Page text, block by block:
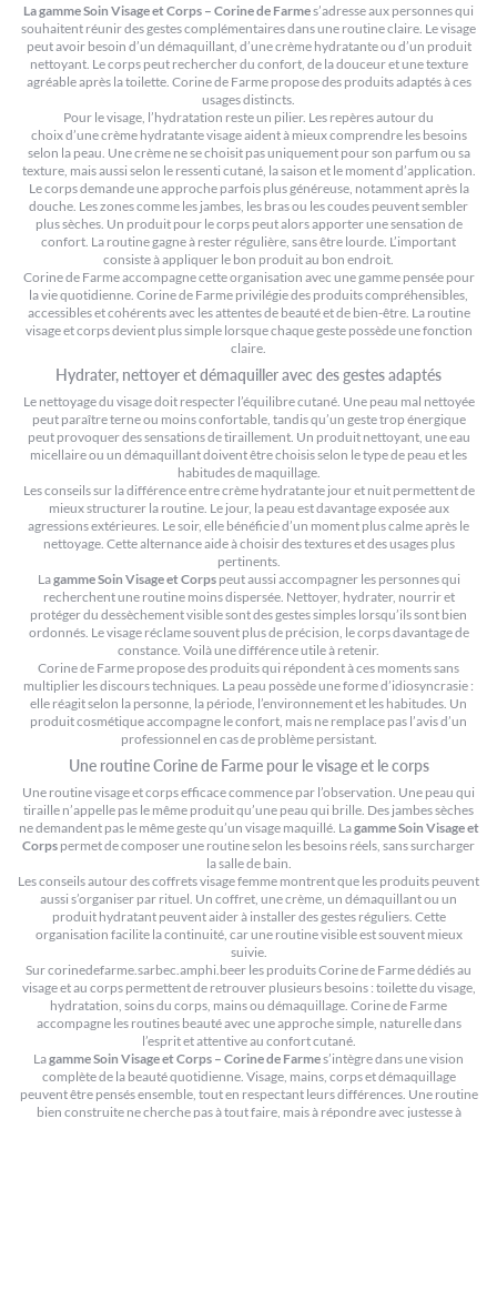
La gamme Soin Visage et Corps – Corine de Farmes’adresse aux personnes qui
souhaitent réunir des gestes complémentaires dans une routine claire. Le visage
peut avoir besoin d’un démaquillant, d’une crème hydratante ou d’un produit
nettoyant. Le corps peut rechercher du confort, de la douceur et une texture
agréable après la toilette. Corine de Farme propose des produits adaptés à ces
usages distincts.
Pour le visage, l’hydratation reste un pilier. Les repères autour du
choix d’une crème hydratante visageaident à mieux comprendre les besoins
selon la peau. Une crème ne se choisit pas uniquement pour son parfum ou sa
texture, mais aussi selon le ressenti cutané, la saison et le moment d’application.
Le corps demande une approche parfois plus généreuse, notamment après la
douche. Les zones comme les jambes, les bras ou les coudes peuvent sembler
plus sèches. Un produit pour le corps peut alors apporter une sensation de
confort. La routine gagne à rester régulière, sans être lourde. L’important
consiste à appliquer le bon produit au bon endroit.
Corine de Farme accompagne cette organisation avec une gamme pensée pour
la vie quotidienne. Corine de Farme privilégie des produits compréhensibles,
accessibles et cohérents avec les attentes de beauté et de bien-être. La routine
visage et corps devient plus simple lorsque chaque geste possède une fonction
claire.
Hydrater, nettoyer et démaquiller avec des gestes adaptés
Le nettoyage du visage doit respecter l’équilibre cutané. Une peau mal nettoyée
peut paraître terne ou moins confortable, tandis qu’un geste trop énergique
peut provoquer des sensations de tiraillement. Un produit nettoyant, une eau
micellaire ou un démaquillant doivent être choisis selon le type de peau et les
habitudes de maquillage.
Les conseils sur ladifférence entre crème hydratante jour et nuitpermettent de
mieux structurer la routine. Le jour, la peau est davantage exposée aux
agressions extérieures. Le soir, elle bénéficie d’un moment plus calme après le
nettoyage. Cette alternance aide à choisir des textures et des usages plus
pertinents.
Lagamme Soin Visage et Corpspeut aussi accompagner les personnes qui
recherchent une routine moins dispersée. Nettoyer, hydrater, nourrir et
protéger du dessèchement visible sont des gestes simples lorsqu’ils sont bien
ordonnés. Le visage réclame souvent plus de précision, le corps davantage de
constance. Voilà une différence utile à retenir.
Corine de Farme propose des produits qui répondent à ces moments sans
multiplier les discours techniques. La peau possède une forme d’idiosyncrasie :
elle réagit selon la personne, la période, l’environnement et les habitudes. Un
produit cosmétique accompagne le confort, mais ne remplace pas l’avis d’un
professionnel en cas de problème persistant.
Une routine Corine de Farme pour le visage et le corps
Une routine visage et corps efficace commence par l’observation. Une peau qui
tiraille n’appelle pas le même produit qu’une peau qui brille. Des jambes sèches
ne demandent pas le même geste qu’un visage maquillé. Lagamme Soin Visage et
Corps permet de composer une routine selon les besoins réels, sans surcharger
la salle de bain.
Les conseils autour descoffrets visage femme montrent que les produits peuvent
aussi s’organiser par rituel. Un coffret, une crème, un démaquillant ou un
produit hydratant peuvent aider à installer des gestes réguliers. Cette
organisation facilite la continuité, car une routine visible est souvent mieux
suivie.
Sur corinedefarme.sarbec.amphi.beer les produits Corine de Farme dédiés au
visage et au corps permettent de retrouver plusieurs besoins : toilette du visage,
hydratation, soins du corps, mains ou démaquillage. Corine de Farme
accompagne les routines beauté avec une approche simple, naturelle dans
l’esprit et attentive au confort cutané.
Lagamme Soin Visage et Corps – Corine de Farmes’intègre dans une vision
complète de la beauté quotidienne. Visage, mains, corps et démaquillage
peuvent être pensés ensemble, tout en respectant leurs différences. Une routine
bien construite ne cherche pas à tout faire, mais à répondre avec justesse à